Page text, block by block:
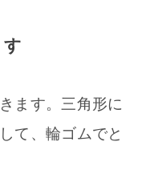
ます。三角形に
て、輪ゴムでと